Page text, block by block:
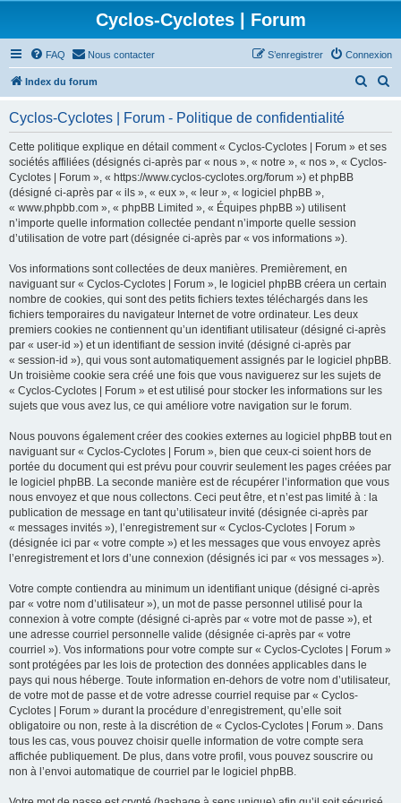
Cyclos-Cyclotes | Forum
FAQ Nous contacter Connexion
S’enregistrer
Index du forum
h
e
Cyclos-Cyclotes | Forum - Politique de confidentialité
Cette politique explique en détail comment « Cyclos-Cyclotes | Forum » et ses
sociétés affiliées (désignés ci-après par « nous », « notre », « nos », « Cyclos-
Cyclotes | Forum », « https://www.cyclos-cyclotes.org/forum ») et phpBB
(désigné ci-après par « ils », « eux », « leur », « logiciel phpBB »,
« www.phpbb.com », « phpBB Limited », « Équipes phpBB ») utilisent
n’importe quelle information collectée pendant n’importe quelle session
d’utilisation de votre part (désignée ci-après par « vos informations »).
Vos informations sont collectées de deux manières. Premièrement, en
naviguant sur « Cyclos-Cyclotes | Forum », le logiciel phpBB créera un certain
nombre de cookies, qui sont des petits fichiers textes téléchargés dans les
fichiers temporaires du navigateur Internet de votre ordinateur. Les deux
premiers cookies ne contiennent qu’un identifiant utilisateur (désigné ci-après
par « user-id ») et un identifiant de session invité (désigné ci-après par
« session-id »), qui vous sont automatiquement assignés par le logiciel phpBB.
Un troisième cookie sera créé une fois que vous naviguerez sur les sujets de
« Cyclos-Cyclotes | Forum » et est utilisé pour stocker les informations sur les
sujets que vous avez lus, ce qui améliore votre navigation sur le forum.
Nous pouvons également créer des cookies externes au logiciel phpBB tout en
naviguant sur « Cyclos-Cyclotes | Forum », bien que ceux-ci soient hors de
portée du document qui est prévu pour couvrir seulement les pages créées par
le logiciel phpBB. La seconde manière est de récupérer l’information que vous
nous envoyez et que nous collectons. Ceci peut être, et n’est pas limité à : la
publication de message en tant qu’utilisateur invité (désignée ci-après par
« messages invités »), l’enregistrement sur « Cyclos-Cyclotes | Forum »
(désignée ici par « votre compte ») et les messages que vous envoyez après
l’enregistrement et lors d’une connexion (désignés ici par « vos messages »).
Votre compte contiendra au minimum un identifiant unique (désigné ci-après
par « votre nom d’utilisateur »), un mot de passe personnel utilisé pour la
connexion à votre compte (désigné ci-après par « votre mot de passe »), et
une adresse courriel personnelle valide (désignée ci-après par « votre
courriel »). Vos informations pour votre compte sur « Cyclos-Cyclotes | Forum »
sont protégées par les lois de protection des données applicables dans le
pays qui nous héberge. Toute information en-dehors de votre nom d’utilisateur,
de votre mot de passe et de votre adresse courriel requise par « Cyclos-
Cyclotes | Forum » durant la procédure d’enregistrement, qu’elle soit
obligatoire ou non, reste à la discrétion de « Cyclos-Cyclotes | Forum ». Dans
tous les cas, vous pouvez choisir quelle information de votre compte sera
affichée publiquement. De plus, dans votre profil, vous pouvez souscrire ou
non à l’envoi automatique de courriel par le logiciel phpBB.